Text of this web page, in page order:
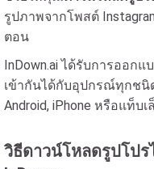
รูปภาพจากโพสต์
ตอน
InDown.ai ได้รับการออกแ
เข้ากันได้กับอุปกรณ์ทุกชนิ
Android, iPhone หรือแท็บ
วิธีดาวน์โหลดรูปโป